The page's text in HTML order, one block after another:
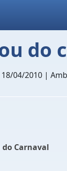
do
04/2010 |
Carnaval